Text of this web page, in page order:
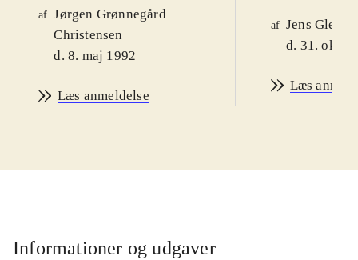
af Jørgen Grønnegård
Christensen
d. 8. maj 1992
Læs anmeldelse
af Jens
d. 31. okt.
Læs
Informationer og udgaver